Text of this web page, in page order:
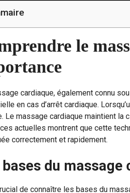
le
cardiaque, également connu
en cas d’arrêt cardiaque.
Le massage cardiaque maintient la
actuelles montrent que cette
correctement et rapidement.
bases du massage
de connaître les bases du